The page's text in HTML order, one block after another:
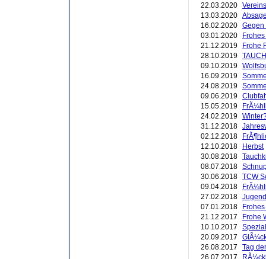
22.03.2020
13.03.2020
16.02.2020 Gegen
03.01.2020
21.12.2019
Frohe
28.10.2019
09.10.2019
16.09.2019
24.08.2019
09.06.2019
15.05.2019
24.02.2019
31.12.2018
02.12.2018
12.10.2018
Herbst
30.08.2018
08.07.2018
30.06.2018 TCW
09.04.2018
27.02.2018
07.01.2018
21.12.2017
Frohe
10.10.2017
20.09.2017
26.08.2017
Tag
26.07.2017